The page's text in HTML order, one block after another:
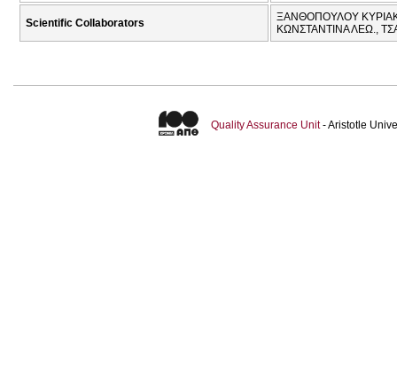
Scientific Collaborators
ΞΑΝΘΟΠΟΥΛΟΥ
ΚΩΝΣΤΑΝΤΙΝΑ ΛΕΩ.,
Quality Assurance Unit- Aristotle